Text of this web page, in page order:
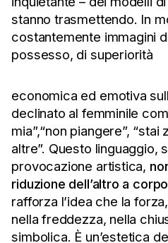
stanno trasmettendo. In
costantemente immagini
possesso, di superiorità
economica ed emotiva
declinato al femminile
mia”,“non piangere”,
altre”. Questo linguaggio,
provocazione artistica,
riduzione dell’altro a
rafforza l’idea che la
nella freddezza, nella
simbolica. È un’estetica